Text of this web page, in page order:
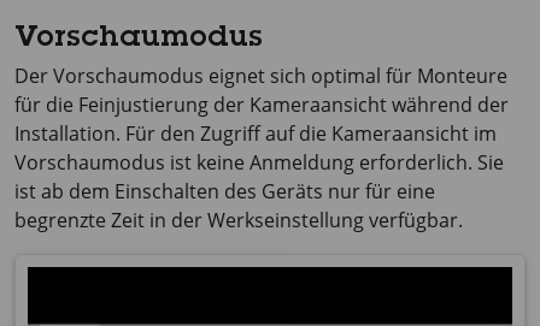
Vorschaumodus
Der Vorschaumodus eignet sich optimal für Monteure
für die Feinjustierung der Kameraansicht während der
Installation. Für den Zugriff auf die Kameraansicht im
Vorschaumodus ist keine Anmeldung erforderlich. Sie
ist ab dem Einschalten des Geräts nur für eine
begrenzte Zeit in der Werkseinstellung verfügbar.